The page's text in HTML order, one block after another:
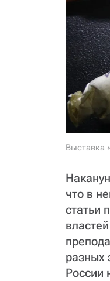
Выставка
что в
статьи
разных
России